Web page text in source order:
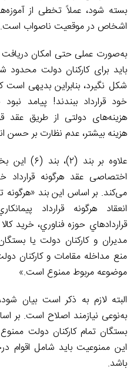
بسته شود، عملاً تخطی از
اشخاص در موقعیت ناصواب است.
به‌صورت عملی حتی امکان دریافت
باید برای کارکنان دولت
شکل نگیرد، بنابراین بدیهی است
خود قرارداد ببندند! پیامد
هزینه‌های دولتی از طریق عقد
هزینه بیشتر، عدم نظارت بر حسن
علاوه بر
اختصاصی عقد هرگونه قرارداد
می‌کند. بر اساس این بند
انعقاد هرگونه قرارداد
قراردادهاي حوزه فناوري، خريد
مديران و كاركنان دولت يا
منع مداخله مقامات و كاركنان
موضوعه مربوط ممنوع است.»
به‌نوعی نیازمند اصلاح است. بر
بستگان تمام کارکنان دولت
این ممنوعیت باید شامل اقوام
باشد.